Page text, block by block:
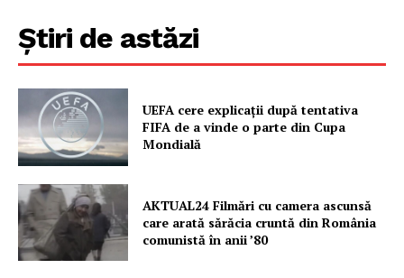
Știri de astăzi
UEFA cere explicații după tentativa
FIFA de a vinde o parte din Cupa
Mondială
AKTUAL24 Filmări cu camera ascunsă
care arată sărăcia cruntă din România
comunistă în anii ’80